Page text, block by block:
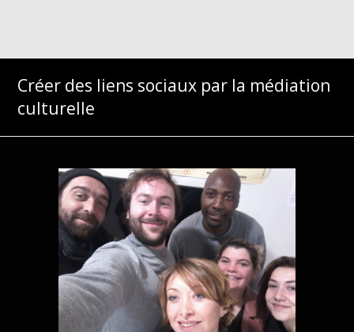
Créer des liens sociaux par la médiation
culturelle